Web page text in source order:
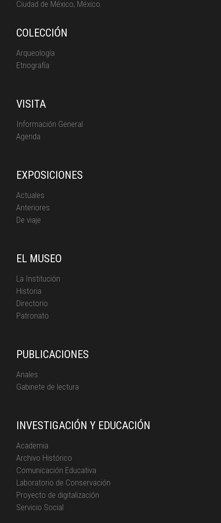
Ciudad de México, México.
COLECCIÓN
Arqueología
Etnografía
VISITA
Información General
Agenda
EXPOSICIONES
Actuales
Anteriores
De viaje
EL MUSEO
La Institución
Historia
Directorio
Patronato
PUBLICACIONES
Anales
Gabinete de lectura
INVESTIGACIÓN Y EDUCACIÓN
Academia
Archivo Histórico
Comunicación Educativa
Laboratorio de Conservación
Proyecto de digitalización
Servicio Social